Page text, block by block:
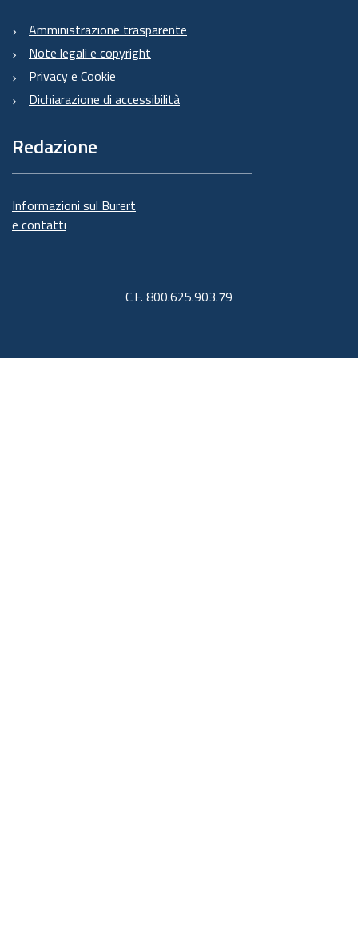
Amministrazione trasparente
Note legali e copyright
Privacy e Cookie
Dichiarazione di accessibilità
Redazione
Informazioni sul Burert
e contatti
C.F. 800.625.903.79